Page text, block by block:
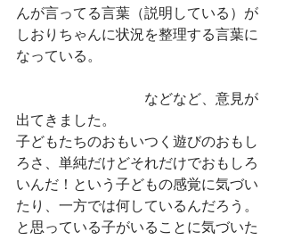
んが言ってる言葉（説明している）が
しおりちゃんに状況を整理する言葉に
なっている。
などなど、意見が
出てきました。
子どもたちのおもいつく遊びのおもし
ろさ、単純だけどそれだけでおもしろ
いんだ！という子どもの感覚に気づい
たり、一方では何しているんだろう。
と思っている子がいることに気づいた